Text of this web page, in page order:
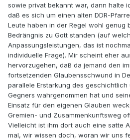
sowie privat bekannt war, dann halte
daß es sich um einen alten DDR-
Leute haben in der Regel wohl genug
Bedrängnis zu Gott standen (auf
Anpassungsleistungen, das ist
individuelle Frage). Mir scheint eher
hervorzugehen, daß da jemand den
fortsetzenden Glaubensschwund in
parallele Erstarkung des
Gegners wahrgenommen hat und
Einsatz für den eigenen Glauben
Gremien- und Zusammenkunftsweg
Vielleicht ist ihm dort auch eine satte
mal, wir wissen doch, woran wir uns